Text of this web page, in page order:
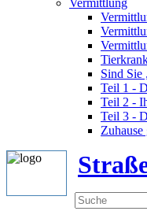
Vermittlung
Sind Sie
Teil 1 -
Teil 2 -
Teil 3 -
Zuhause